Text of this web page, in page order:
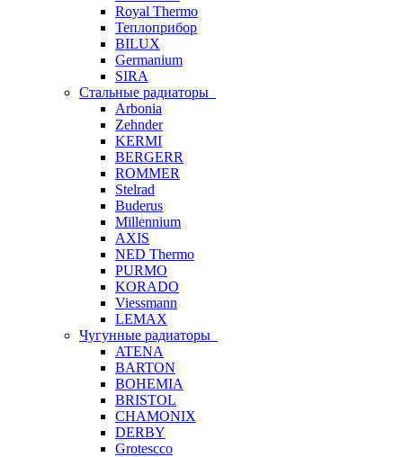
Royal Thermo
Теплоприбор
BILUX
Germanium
SIRA
Стальные радиаторы
Arbonia
Zehnder
KERMI
BERGERR
ROMMER
Stelrad
Buderus
Millennium
AXIS
NED Thermo
PURMO
KORADO
Viessmann
LEMAX
Чугунные радиаторы
ATENA
BARTON
BOHEMIA
BRISTOL
CHAMONIX
DERBY
Grotescco